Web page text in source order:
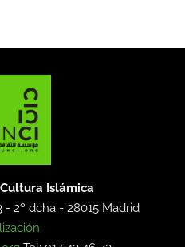
Islámica
- 2º dcha -28015 Madrid